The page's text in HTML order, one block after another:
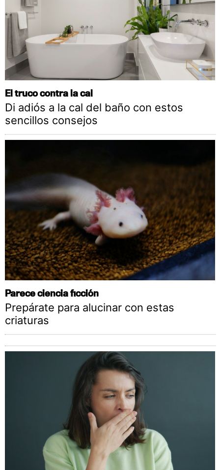
El truco contra la cal
Di adiós a la cal del baño con estos
sencillos consejos
Parece ciencia ficción
Prepárate para alucinar con estas
criaturas